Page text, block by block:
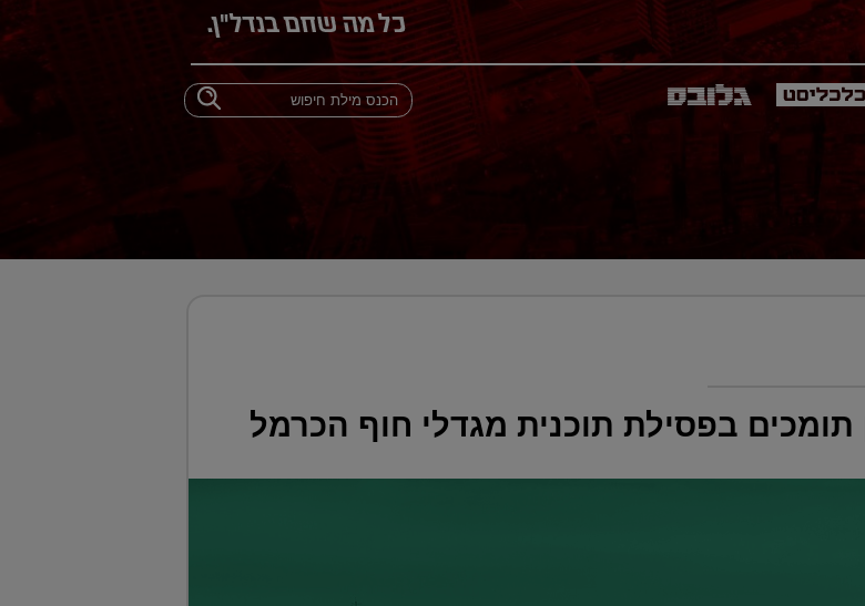
בפסילת תוכנית מגדלי חוף הכרמל